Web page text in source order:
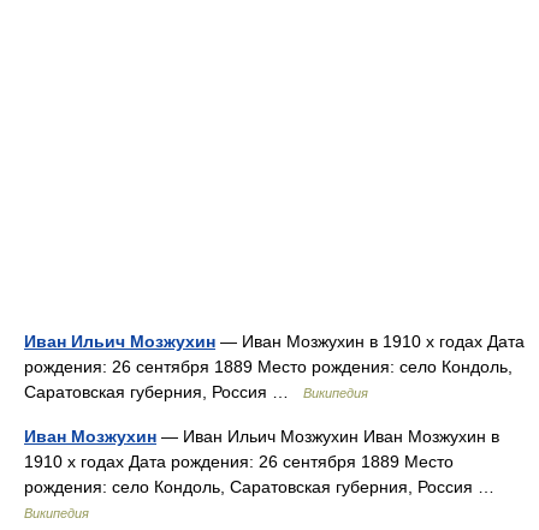
Иван Ильич Мозжухин — Иван Мозжухин в 1910 х годах Дата
рождения: 26 сентября 1889 Место рождения: село Кондоль,
Саратовская губерния, Россия …
Википедия
Иван Мозжухин — Иван Ильич Мозжухин Иван Мозжухин в
1910 х годах Дата рождения: 26 сентября 1889 Место
рождения: село Кондоль, Саратовская губерния, Россия …
Википедия